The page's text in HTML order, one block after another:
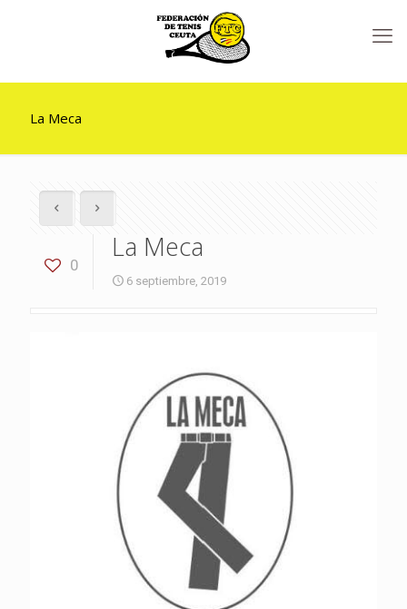
La Meca
0
La Meca
6 septiembre, 2019